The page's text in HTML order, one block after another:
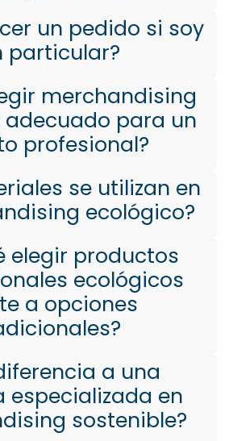
un pedido si soy
particular?
merchandising
para un
profesional?
se utilizan en
ecológico?
elegir productos
ecológicos
a opciones
a una
especializada en
sostenible?